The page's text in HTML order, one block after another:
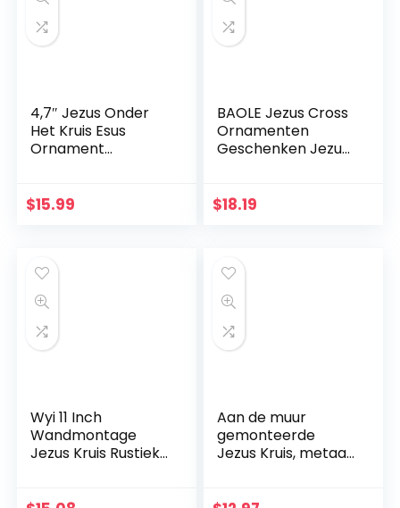
4,7″ Jezus Onder
Het Kruis Esus
Ornament
Kerstmis
$15.99
BAOLE Jezus Cross
Ornamenten
Geschenken Jezus
Church Decoraties,
$18.19
Wyi 11 Inch
Wandmontage
Jezus Kruis Rustieke
Aan de muur
gemonteerde
Jezus Kruis, metaal